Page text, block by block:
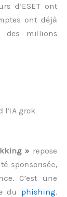
d’ESET ont
ont déjà
des millions
grok
» repose
sponsorisée,
C’est une
du phishing.